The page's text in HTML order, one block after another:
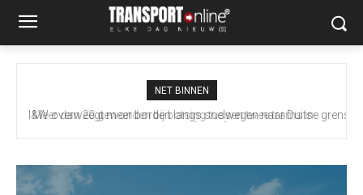
NET BINNEN
I&W overweegt meer borden langs snelwegen naar Duitse grens